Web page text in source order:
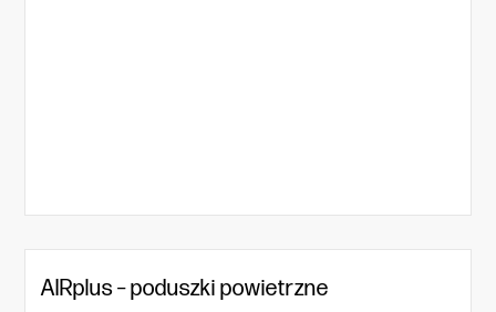
AIRplus – poduszki powietrzne